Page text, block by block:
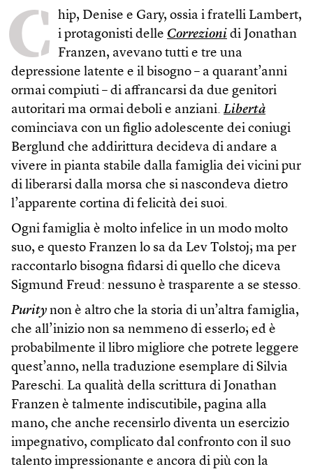
C
hip, Denise e Gary, ossia i fratelli Lambert,
i protagonisti delle Correzioni di Jonathan
Franzen, avevano tutti e tre una
depressione latente e il bisogno – a quarant’anni
ormai compiuti – di affrancarsi da due genitori
autoritari ma ormai deboli e anziani. Libertà
cominciava con un figlio adolescente dei coniugi
Berglund che addirittura decideva di andare a
vivere in pianta stabile dalla famiglia dei vicini pur
di liberarsi dalla morsa che si nascondeva dietro
l’apparente cortina di felicità dei suoi.
Ogni famiglia è molto infelice in un modo molto
suo, e questo Franzen lo sa da Lev Tolstoj; ma per
raccontarlo bisogna fidarsi di quello che diceva
Sigmund Freud: nessuno è trasparente a se stesso.
Purity non è altro che la storia di un’altra famiglia,
che all’inizio non sa nemmeno di esserlo; ed è
probabilmente il libro migliore che potrete leggere
quest’anno, nella traduzione esemplare di Silvia
Pareschi. La qualità della scrittura di Jonathan
Franzen è talmente indiscutibile, pagina alla
mano, che anche recensirlo diventa un esercizio
impegnativo, complicato dal confronto con il suo
talento impressionante e ancora di più con la